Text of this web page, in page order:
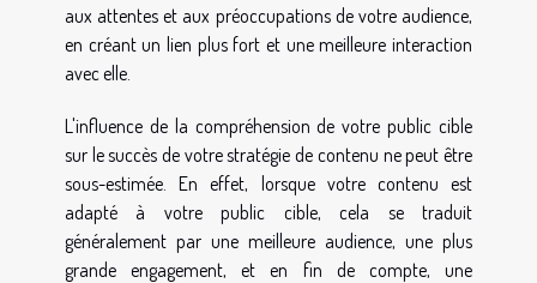
aux attentes et aux préoccupations de votre audience,
en créant un lien plus fort et une meilleure interaction
avec elle.
L'influence de la compréhension de votre public cible
sur le succès de votre stratégie de contenu ne peut être
sous-estimée. En effet, lorsque votre contenu est
adapté à votre public cible, cela se traduit
généralement par une meilleure audience, une plus
grande engagement, et en fin de compte, une